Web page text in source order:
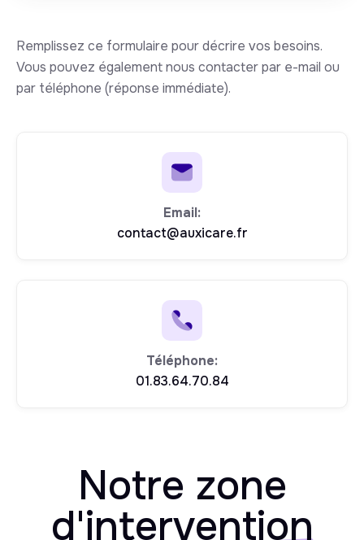
Remplissez ce formulaire pour décrire vos besoins.
Vous pouvez également nous contacter par e-mail ou
par téléphone (réponse immédiate).
Email:
contact@auxicare.fr
Téléphone:
01.83.64.70.84
Notre zone
d'intervention